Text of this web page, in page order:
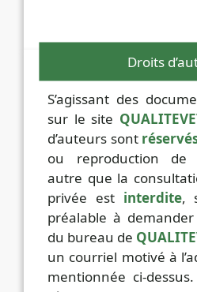
Droits
S’agissant des
sur le site
d’auteurs sont
ou reproduction de
autre que la
privée est interdite,
préalable à
du bureau de
un courriel motivé à
mentionnée ci-